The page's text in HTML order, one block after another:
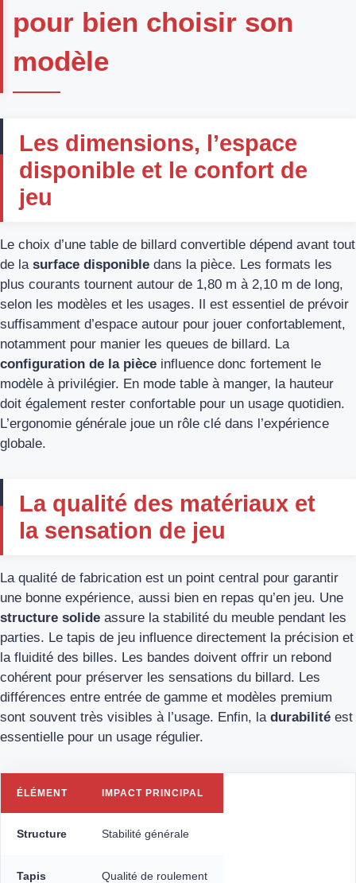
pour bien choisir son
modèle
Les dimensions, l’espace
disponible et le confort de
jeu
Le choix d’une table de billard convertible dépend avant tout
de la surface disponible dans la pièce. Les formats les
plus courants tournent autour de 1,80 m à 2,10 m de long,
selon les modèles et les usages. Il est essentiel de prévoir
suffisamment d’espace autour pour jouer confortablement,
notamment pour manier les queues de billard. La
configuration de la pièce influence donc fortement le
modèle à privilégier. En mode table à manger, la hauteur
doit également rester confortable pour un usage quotidien.
L’ergonomie générale joue un rôle clé dans l’expérience
globale.
La qualité des matériaux et
la sensation de jeu
La qualité de fabrication est un point central pour garantir
une bonne expérience, aussi bien en repas qu’en jeu. Une
structure solide assure la stabilité du meuble pendant les
parties. Le tapis de jeu influence directement la précision et
la fluidité des billes. Les bandes doivent offrir un rebond
cohérent pour préserver les sensations du billard. Les
différences entre entrée de gamme et modèles premium
sont souvent très visibles à l’usage. Enfin, la durabilité est
essentielle pour un usage régulier.
ÉLÉMENT IMPACT PRINCIPAL
Structure Stabilité générale
Tapis Qualité de roulement